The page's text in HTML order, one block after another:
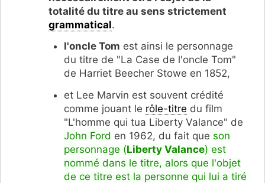
totalité du titre au sens strictement
grammatical.
l'oncle Tom est ainsi le personnage
du titre de "La Case de l'oncle Tom"
de Harriet Beecher Stowe en 1852,
et Lee Marvin est souvent crédité
comme jouant le rôle-titre du film
"L'homme qui tua Liberty Valance" de
John Ford en 1962, du fait que son
personnage (Liberty Valance) est
nommé dans le titre, alors que l'objet
de ce titre est la personne qui lui a tiré